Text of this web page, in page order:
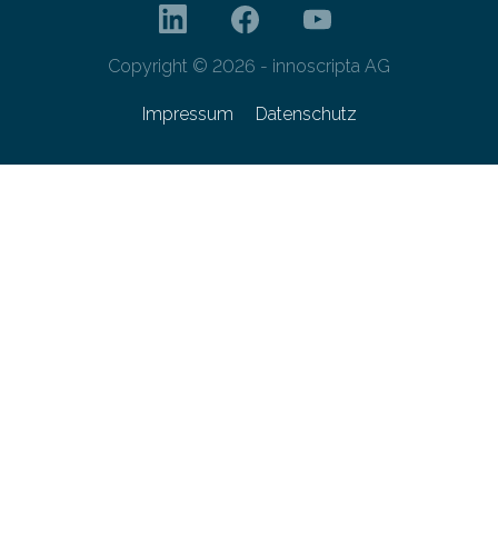
Copyright © 2026 - innoscripta AG
Impressum Datenschutz